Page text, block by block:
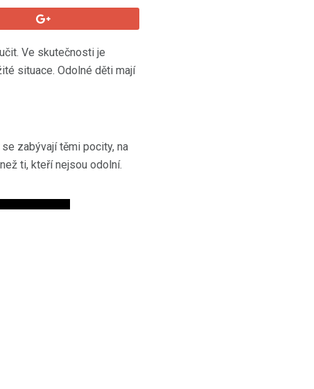
Ve skutečnosti je
situace. Odolné děti mají
zabývají těmi pocity, na
ti, kteří nejsou odolní.